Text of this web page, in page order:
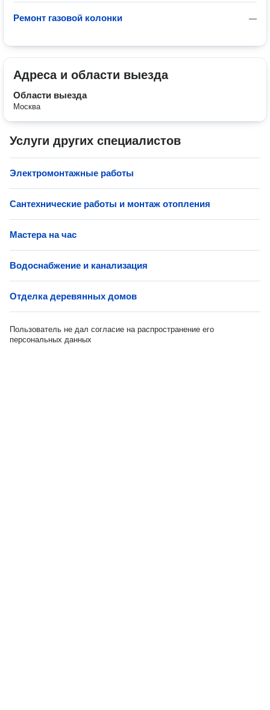
—
Ремонт газовой колонки
Адреса и области выезда
Области выезда
Москва
Услуги других специалистов
Электромонтажные работы
Сантехнические работы и монтаж отопления
Мастера на час
Водоснабжение и канализация
Отделка деревянных домов
Пользователь не дал согласие на распространение его
персональных данных